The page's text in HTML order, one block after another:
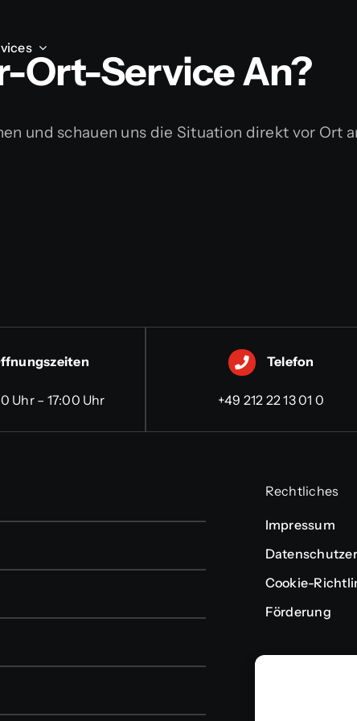
Ort-Service An?
und schauen uns die Situation direkt vor Ort
Uhr – 17:00 Uhr
Telefon
+49 212 22 13 01 0
Rechtliches
Impressum
Cookie-
Förderung